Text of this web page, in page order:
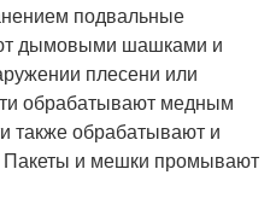
подвальные
дымовыми шашками и
плесени или
обрабатывают медным
также обрабатывают и
и мешки промывают